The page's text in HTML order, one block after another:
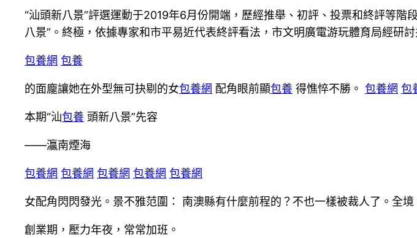
“汕頭新八景”評選運動于2019年6月份開端，歷經推舉、初評、投票和終評等
八景”。終極，依據專家和市平易近代表終評看法，市文明廣電游玩體育局經研
包養網 包養
的面龐讓她在外型無可抉剔的女包養網 配角眼前顯包養 得憔悴不勝。 包養網 包
本期“汕包養 頭新八景”先容
——灜南煙海
包養網 包養網 包養網 包養網 包養網
女配角閃閃發光。景不雅范圍： 南澳縣有什麼前程的？不也一樣被裁人了。全境
創業期，壓力年夜，常常加班。